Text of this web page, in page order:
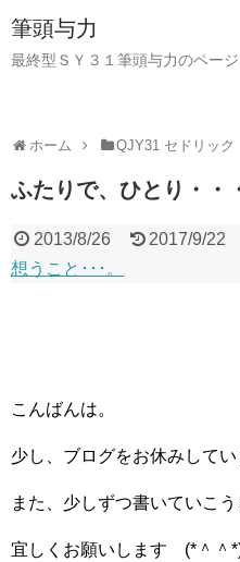
筆頭与力
最終型ＳＹ３１筆頭与力のページ
ホーム QJY31 セドリック
ふたりで、ひとり・・
2013/8/26 2017/9/22
想うこと･･･。
こんばんは。
少し、ブログをお休みしてい
また、少しずつ書いていこう
宜しくお願いします (*＾＾